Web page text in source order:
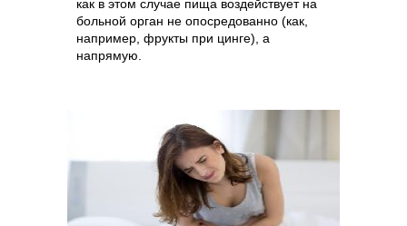
как в этом случае пища воздействует на
больной орган не опосредованно (как,
например, фрукты при цинге), а
напрямую.